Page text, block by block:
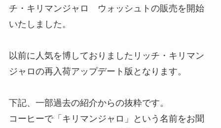
チ・キリマンジャロ ウォッシュトの販売を開始
いたしました。
以前に人気を博しておりましたリッチ・キリマン
ジャロの再入荷アップデート版となります。
下記、一部過去の紹介からの抜粋です。
コーヒーで「キリマンジャロ」という名前をお聞